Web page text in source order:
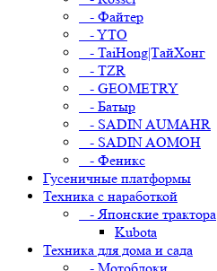
- Файтер
- YTO
- TaiHong|ТайХонг
- TZR
- GEOMETRY
- Батыр
- SADIN AUMAHR
- SADIN AOMOH
- Феникс
Гусеничные платформы
Техника с наработкой
- Японские трактора
Kubota
Техника для дома и сада